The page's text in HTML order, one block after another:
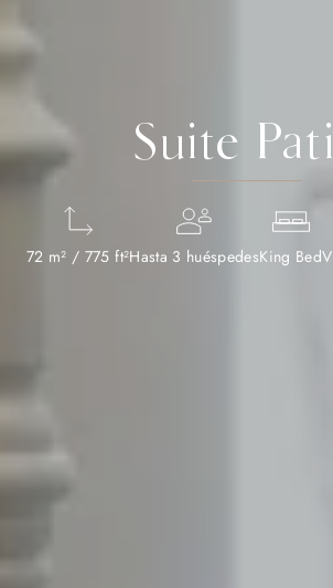
Suite
72 m² / 775 ft²Hasta 3 huéspedesKing Bed